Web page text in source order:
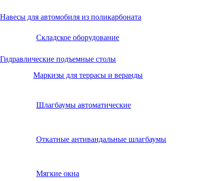
Навесы для автомобиля из поликарбоната
Складское оборудование
Гидравлические подъемные столы
Маркизы для террасы и веранды
Шлагбаумы автоматические
Откатные антивандальные шлагбаумы
Мягкие окна